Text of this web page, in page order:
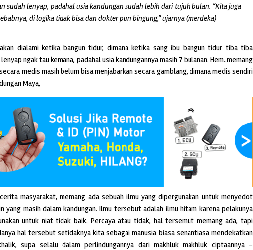
sudah lenyap, padahal usia kandungan sudah lebih dari tujuh bulan. “Kita juga
di logika tidak bisa dan dokter pun bingung,” ujarnya (merdeka)
dialami ketika bangun tidur, dimana ketika sang ibu bangun tidur tiba tiba
ngak tau kemana, padahal usia kandungannya masih 7 bulanan. Hem..memang
medis masih belum bisa menjabarkan secara gamblang, dimana medis sendiri
Maya,
masyarakat, memang ada sebuah ilmu yang dipergunakan untuk menyedot
yang masih dalam kandungan. Ilmu tersebut adalah ilmu hitam karena pelakunya
untuk niat tidak baik. Percaya atau tidak, hal tersemut memang ada, tapi
hal tersebut setidaknya kita sebagai manusia biasa senantiasa mendekatkan
supa selalu dalam perlindungannya dari makhluk makhluk ciptaannya –